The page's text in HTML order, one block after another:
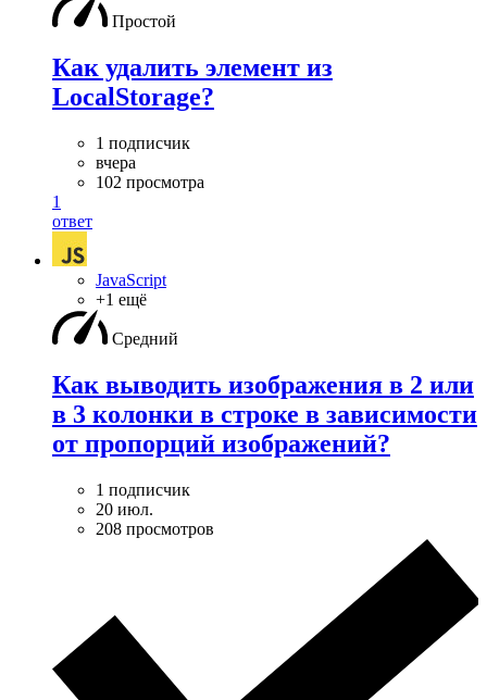
Простой
Как удалить элемент из
LocalStorage?
1 подписчик
вчера
102 просмотра
1
ответ
JavaScript
+1 ещё
Средний
Как выводить изображения в 2 или
в 3 колонки в строке в зависимости
от пропорций изображений?
1 подписчик
20 июл.
208 просмотров